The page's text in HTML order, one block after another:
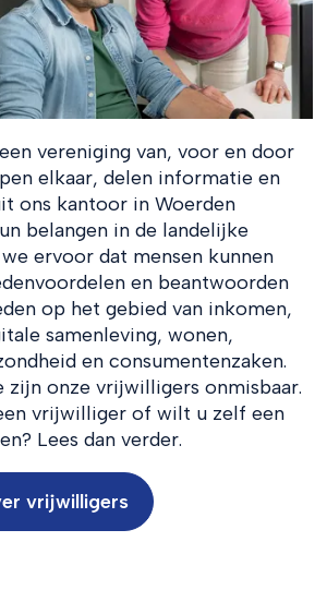
vereniging van, voor en door
elkaar, delen informatie en
ons kantoor in Woerden
belangen in de landelijke
ervoor dat mensen kunnen
en beantwoorden
op het gebied van inkomen,
samenleving, wonen,
en consumentenzaken.
zijn onze vrijwilligers onmisbaar.
vrijwilliger of wilt u zelf een
Lees dan verder.
vrijwilligers